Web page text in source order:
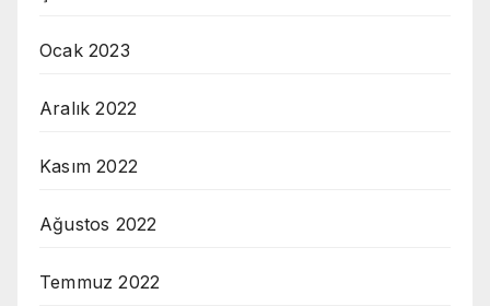
Ocak 2023
Aralık 2022
Kasım 2022
Ağustos 2022
Temmuz 2022